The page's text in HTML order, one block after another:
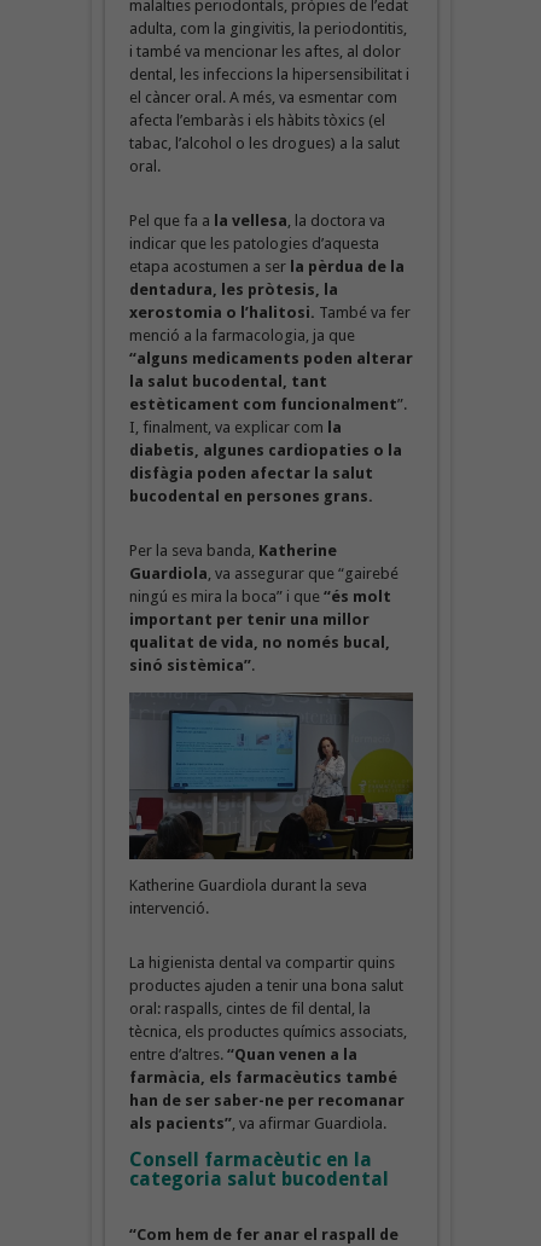
malalties periodontals, pròpies de l’edat
adulta, com la gingivitis, la periodontitis,
i també va mencionar les aftes, al dolor
dental, les infeccions la hipersensibilitat i
el càncer oral. A més, va esmentar com
afecta l’embaràs i els hàbits tòxics (el
tabac, l’alcohol o les drogues) a la salut
oral.
Pel que fa a la vellesa, la doctora va
indicar que les patologies d’aquesta
etapa acostumen a ser la pèrdua de la
dentadura, les pròtesis, la
xerostomia o l’halitosi. També va fer
menció a la farmacologia, ja que
“alguns medicaments poden alterar
la salut bucodental, tant
estèticament com funcionalment”.
I, finalment, va explicar com la
diabetis, algunes cardiopaties o la
disfàgia poden afectar la salut
bucodental en persones grans.
Per la seva banda, Katherine
Guardiola, va assegurar que “gairebé
ningú es mira la boca” i que “és molt
important per tenir una millor
qualitat de vida, no només bucal,
sinó sistèmica”.
Katherine Guardiola durant la seva
intervenció.
La higienista dental va compartir quins
productes ajuden a tenir una bona salut
oral: raspalls, cintes de fil dental, la
tècnica, els productes químics associats,
entre d’altres. “Quan venen a la
farmàcia, els farmacèutics també
han de ser saber-ne per recomanar
als pacients”, va afirmar Guardiola.
Consell farmacèutic en la
categoria salut bucodental
“Com hem de fer anar el raspall de